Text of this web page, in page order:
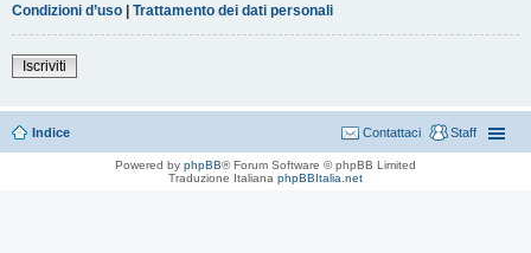
Condizioni d’uso | Trattamento dei dati personali
Iscriviti
Indice Staff
Contattaci
Powered by phpBB® Forum Software © phpBB Limited
Traduzione Italiana phpBBItalia.net